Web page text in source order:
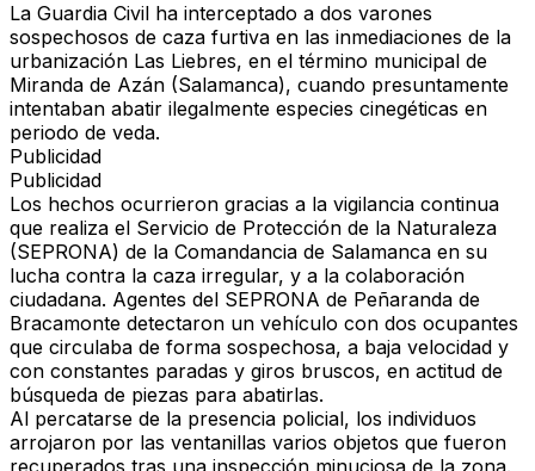
La Guardia Civil ha interceptado a dos varones
sospechosos de caza furtiva en las inmediaciones de la
urbanización Las Liebres, en el término municipal de
Miranda de Azán (Salamanca), cuando presuntamente
intentaban abatir ilegalmente especies cinegéticas en
periodo de veda.
Publicidad
Publicidad
Los hechos ocurrieron gracias a la vigilancia continua
que realiza el Servicio de Protección de la Naturaleza
(SEPRONA) de la Comandancia de Salamanca en su
lucha contra la caza irregular, y a la colaboración
ciudadana. Agentes del SEPRONA de Peñaranda de
Bracamonte detectaron un vehículo con dos ocupantes
que circulaba de forma sospechosa, a baja velocidad y
con constantes paradas y giros bruscos, en actitud de
búsqueda de piezas para abatirlas.
Al percatarse de la presencia policial, los individuos
arrojaron por las ventanillas varios objetos que fueron